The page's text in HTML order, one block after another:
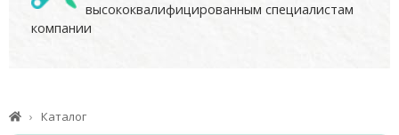
высококвалифицированным специалистам
компании
Каталог